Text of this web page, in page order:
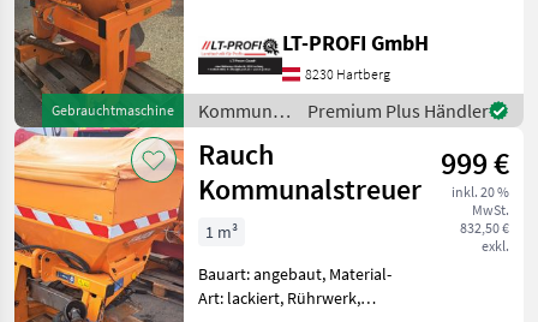
Gebrauchtmaschine
mechanisch, Rührwerk,
Lichtanlage, Abdeckplane,
Streubegrenzung
Gebrauchter
Kommunalstreuer Rauch
601 Gelenk
LT-PROFI GmbH
8230 Hartberg
Kommunalgeräte
/ Rauch
Premium Plus Händler
Rauch
Kommunalstreuer
999 €
inkl. 20 %
MwSt.
832,50 €
exkl.
1 m³
Bauart: angebaut, Material-
Art: lackiert, Rührwerk,